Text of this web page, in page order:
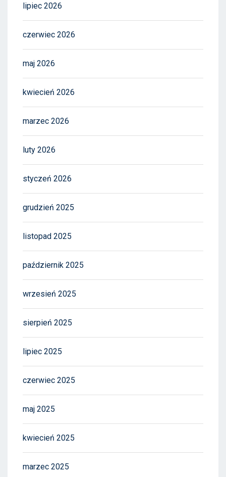
lipiec 2026
czerwiec 2026
maj 2026
kwiecień 2026
marzec 2026
luty 2026
styczeń 2026
grudzień 2025
listopad 2025
październik 2025
wrzesień 2025
sierpień 2025
lipiec 2025
czerwiec 2025
maj 2025
kwiecień 2025
marzec 2025